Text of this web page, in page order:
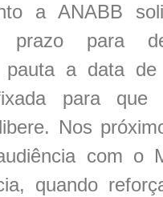
a ANABB
para
pauta a data
para que
Nos
com o
quando